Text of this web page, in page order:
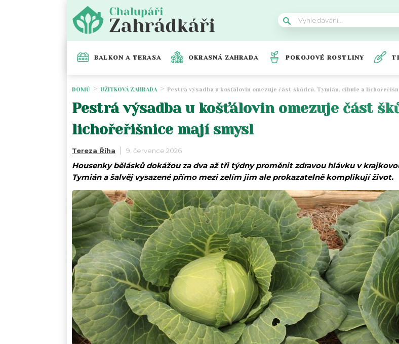
BALKON A TERASA OKRASNÁ ZAHRADA POKOJOVÉ ROSTLINY
DOMŮ UŽITKOVÁ ZAHRADA Pestrá výsadba u košťálovin omezuje část škůdců. Tymián, cibule a
Pestrá výsadba u košťálovin omezuje část
lichořeřišnice mají smysl
Tereza Říha 9. července 2026
Housenky bělásků dokážou za dva až tři týdny proměnit zdravou hlávku v
Tymián a šalvěj vysazené přímo mezi zelím jim ale prokazatelně komplikují život.